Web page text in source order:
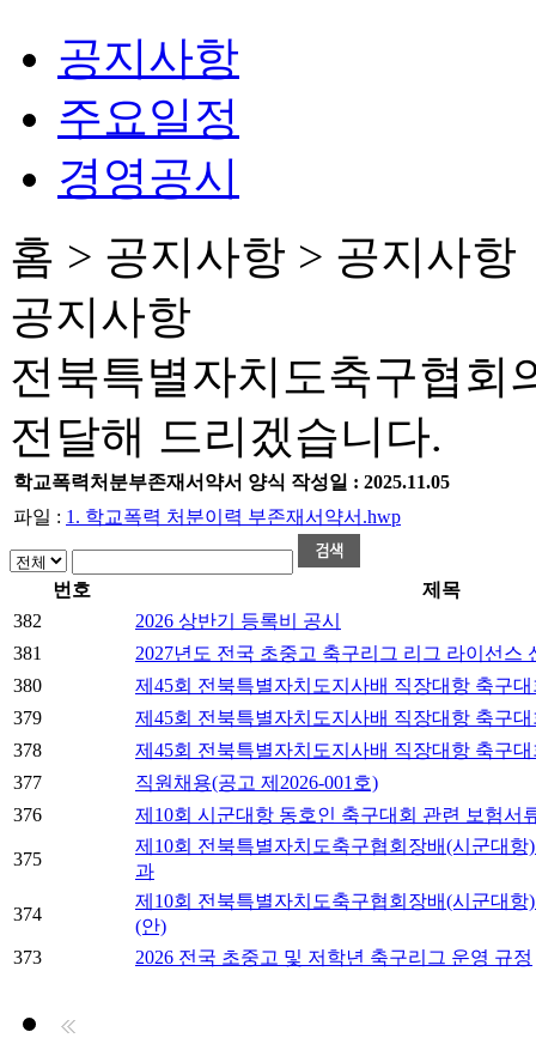
공지사항
주요일정
경영공시
홈 > 공지사항 > 공지사항
공지사항
전북특별자치도축구협회
전달해 드리겠습니다.
학교폭력처분부존재서약서 양식 작성일 : 2025.11.05
파일 : 1. 학교폭력 처분이력 부존재서약서.hwp
번호
제목
382
2026 상반기 등록비 공시
381
2027년도 전국 초중고 축구리그 리그 라이선스
380
제45회 전북특별자치도지사배 직장대항 축구
379
제45회 전북특별자치도지사배 직장대항 축구
378
제45회 전북특별자치도지사배 직장대항 축구
377
직원채용(공고 제2026-001호)
376
제10회 시군대항 동호인 축구대회 관련 보험서
375
제10회 전북특별자치도축구협회장배(시군대
과
374
제10회 전북특별자치도축구협회장배(시군대
(안)
373
2026 전국 초중고 및 저학년 축구리그 운영 규정